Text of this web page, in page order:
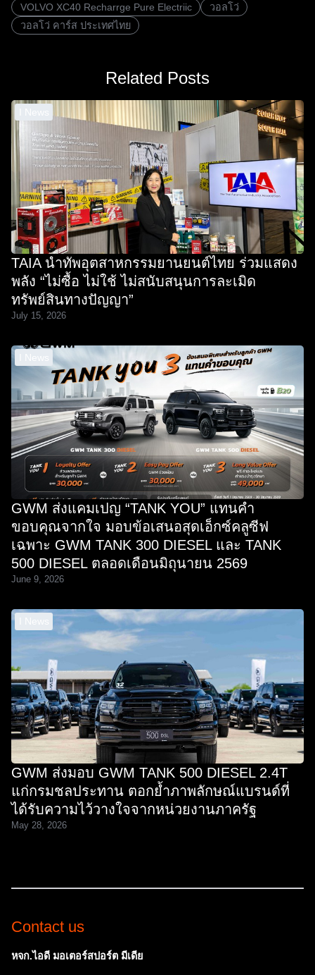
VOLVO XC40 Recharrge Pure Electriic
วอลโว่
วอลโว่ คาร์ส ประเทศไทย
Related Posts
I News
TAIA นำทัพอุตสาหกรรมยานยนต์ไทย ร่วมแสดง
พลัง “ไม่ซื้อ ไม่ใช้ ไม่สนับสนุนการละเมิด
ทรัพย์สินทางปัญญา”
July 15, 2026
I News
GWM ส่งแคมเปญ “TANK YOU” แทนคำ
ขอบคุณจากใจ มอบข้อเสนอสุดเอ็กซ์คลูซีฟ
เฉพาะ GWM TANK 300 DIESEL และ TANK
500 DIESEL ตลอดเดือนมิถุนายน 2569
June 9, 2026
I News
GWM ส่งมอบ GWM TANK 500 DIESEL 2.4T
แก่กรมชลประทาน ตอกย้ำภาพลักษณ์แบรนด์ที่
ได้รับความไว้วางใจจากหน่วยงานภาครัฐ
May 28, 2026
Contact us
หจก.ไอดี มอเตอร์สปอร์ต มีเดีย